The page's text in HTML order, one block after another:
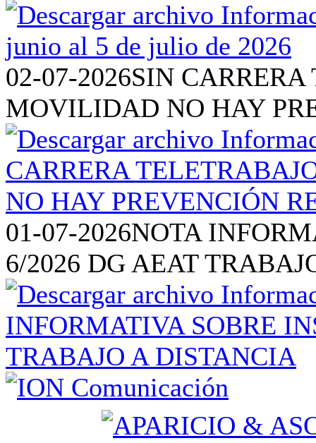
02-07-2026SIN
MOVILIDAD NO HAY
01-07-2026NOTA
6/2026 DG AEAT